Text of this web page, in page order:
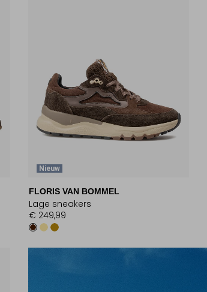
Nieuw
FLORIS VAN BOMMEL
Lage sneakers
€ 249,99